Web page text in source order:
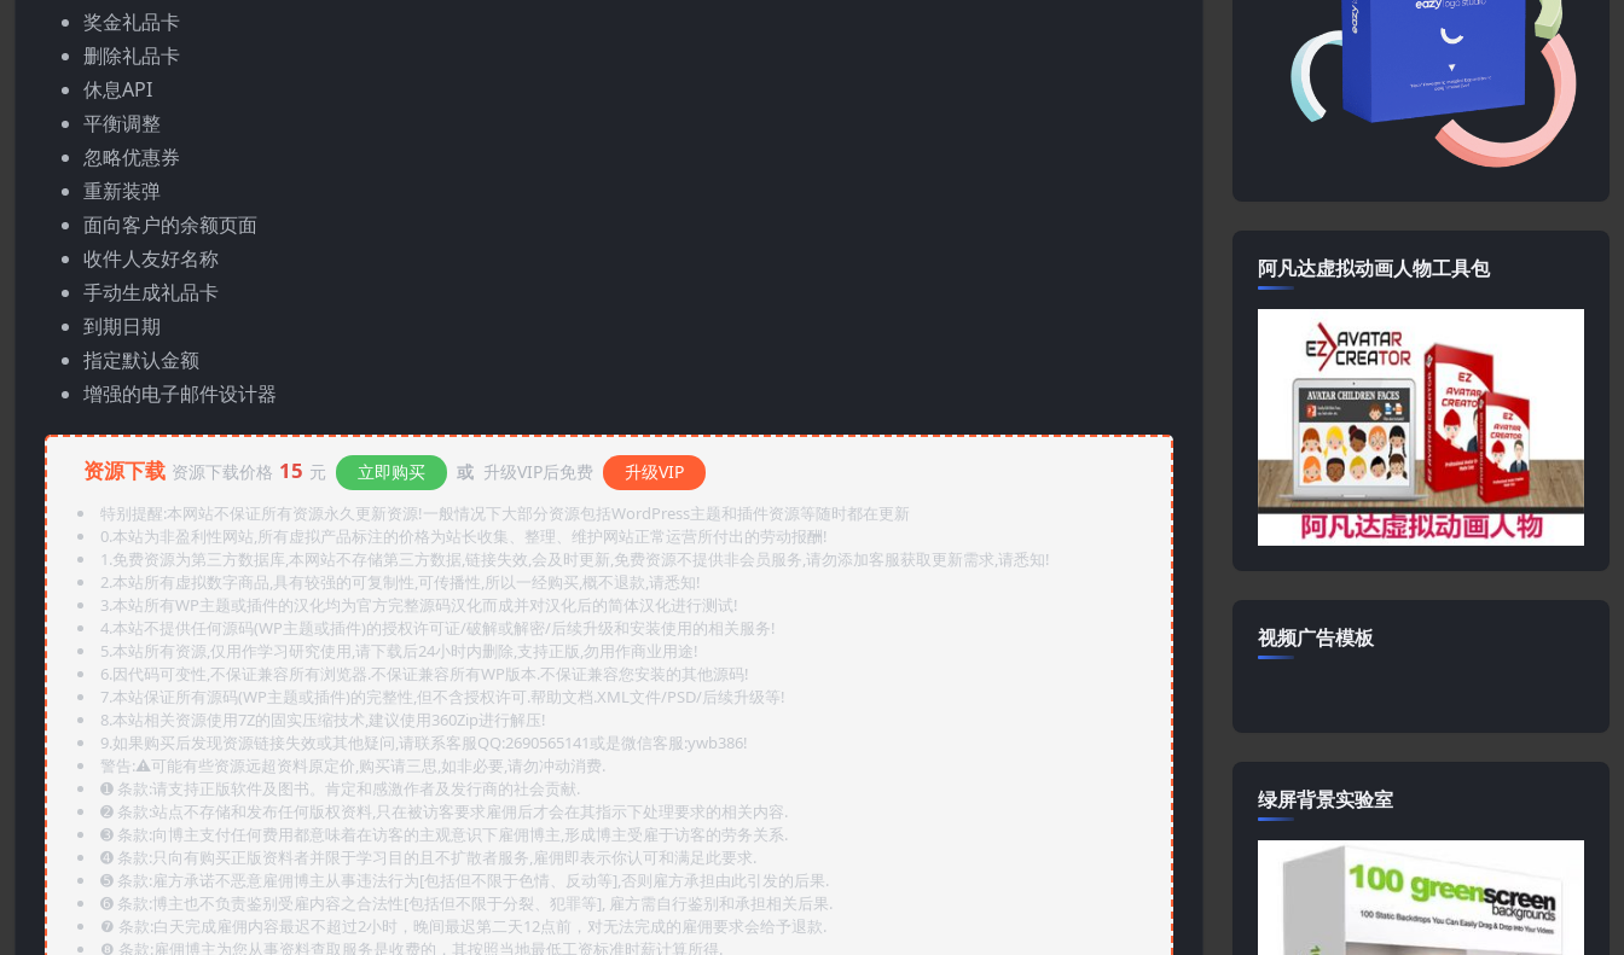
奖金礼品卡
删除礼品卡
休息API
平衡调整
忽略优惠券
重新装弹
面向客户的余额页面
收件人友好名称
手动生成礼品卡
到期日期
指定默认金额
增强的电子邮件设计器
资源下载 资源下载价格 15 元 立即购买 或 升级VIP后免费 升级VIP
特别提醒:本网站不保证所有资源永久更新资源!一般情况下大部分资源包括WordPress主题和插件资源等随时都在更新
0.本站为非盈利性网站,所有虚拟产品标注的价格为站长收集、整理、维护网站正常运营所付出的劳动报酬!
1.免费资源为第三方数据库,本网站不存储第三方数据,链接失效,会及时更新,免费资源不提供非会员服务,请勿添加客服获取更新需求,请悉知!
2.本站所有虚拟数字商品,具有较强的可复制性,可传播性,所以一经购买,概不退款,请悉知!
3.本站所有WP主题或插件的汉化均为官方完整源码汉化而成并对汉化后的简体汉化进行测试!
4.本站不提供任何源码(WP主题或插件)的授权许可证/破解或解密/后续升级和安装使用的相关服务!
5.本站所有资源,仅用作学习研究使用,请下载后24小时内删除,支持正版,勿用作商业用途!
6.因代码可变性,不保证兼容所有浏览器.不保证兼容所有WP版本.不保证兼容您安装的其他源码!
7.本站保证所有源码(WP主题或插件)的完整性,但不含授权许可.帮助文档.XML文件/PSD/后续升级等!
8.本站相关资源使用7Z的固实压缩技术,建议使用360Zip进行解压!
9.如果购买后发现资源链接失效或其他疑问,请联系客服QQ:2690565141或是微信客服:ywb386!
警告:⚠️可能有些资源远超资料原定价,购买请三思,如非必要,请勿冲动消费.
➊️ 条款:请支持正版软件及图书。肯定和感激作者及发行商的社会贡献.
➋️ 条款:站点不存储和发布任何版权资料,只在被访客要求雇佣后才会在其指示下处理要求的相关内容.
➌️ 条款:向博主支付任何费用都意味着在访客的主观意识下雇佣博主,形成博主受雇于访客的劳务关系.
➍️ 条款:只向有购买正版资料者并限于学习目的且不扩散者服务,雇佣即表示你认可和满足此要求.
➎ 条款:雇方承诺不恶意雇佣博主从事违法行为[包括但不限于色情、反动等],否则雇方承担由此引发的后果.
➏️ 条款:博主也不负责鉴别受雇内容之合法性[包括但不限于分裂、犯罪等], 雇方需自行鉴别和承担相关后果.
❼ 条款:白天完成雇佣内容最迟不超过2小时，晚间最迟第二天12点前，对无法完成的雇佣要求会给予退款.
❽ 条款:雇佣博主为您从事资料查取服务是收费的，其按照当地最低工资标准时薪计算所得.
阿凡达虚拟动画人物工具包
视频广告模板
绿屏背景实验室